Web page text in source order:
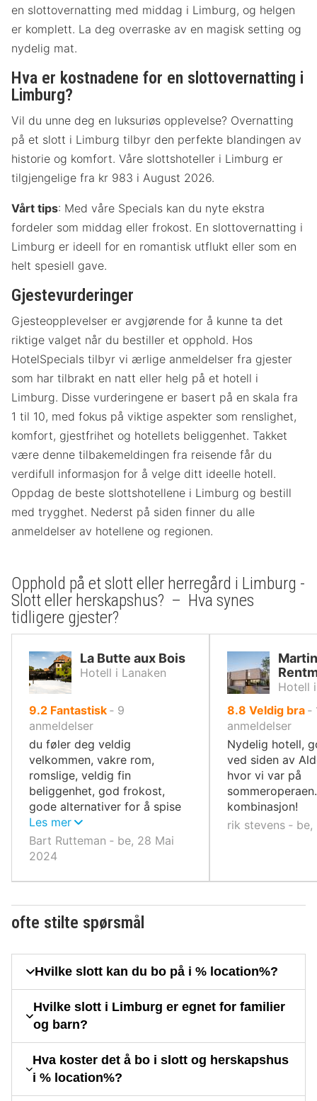
en slottovernatting med middag i Limburg, og helgen
er komplett. La deg overraske av en magisk setting og
nydelig mat.
Hva er kostnadene for en slottovernatting i
Limburg?
Vil du unne deg en luksuriøs opplevelse? Overnatting
på et slott i Limburg tilbyr den perfekte blandingen av
historie og komfort. Våre slottshoteller i Limburg er
tilgjengelige fra kr 983 i August 2026.
Vårt tips: Med våre Specials kan du nyte ekstra
fordeler som middag eller frokost. En slottovernatting i
Limburg er ideell for en romantisk utflukt eller som en
helt spesiell gave.
Gjestevurderinger
Gjesteopplevelser er avgjørende for å kunne ta det
riktige valget når du bestiller et opphold. Hos
HotelSpecials tilbyr vi ærlige anmeldelser fra gjester
som har tilbrakt en natt eller helg på et hotell i
Limburg. Disse vurderingene er basert på en skala fra
1 til 10, med fokus på viktige aspekter som renslighet,
komfort, gjestfrihet og hotellets beliggenhet. Takket
være denne tilbakemeldingen fra reisende får du
verdifull informasjon for å velge ditt ideelle hotell.
Oppdag de beste slottshotellene i Limburg og bestill
med trygghet. Nederst på siden finner du alle
anmeldelser av hotellene og regionen.
Opphold på et slott eller herregård i Limburg -
Slott eller herskapshus? – Hva synes
tidligere gjester?
La Butte aux Bois
Hotell i Lanaken
9.2av
10,
Fantastisk ‐ 9
anmeldelser
du føler deg veldig
velkommen, vakre rom,
romslige, veldig fin
beliggenhet, god frokost,
gode alternativer for å spise
om kvelden
Les mer
Bart Rutteman ‐ be, 28 Mai
2024
Hotell
8.8 av
10,
Veldig bra ‐
anmeldelser
Nydelig hotell,
ved siden av
hvor vi var på
kombinasjon!
rik stevens ‐
ofte stilte spørsmål
Hvilke slott kan du bo på i % location%?
Hvilke slott i Limburg er egnet for familier
og barn?
Hva koster det å bo i slott og herskapshus
i % location%?